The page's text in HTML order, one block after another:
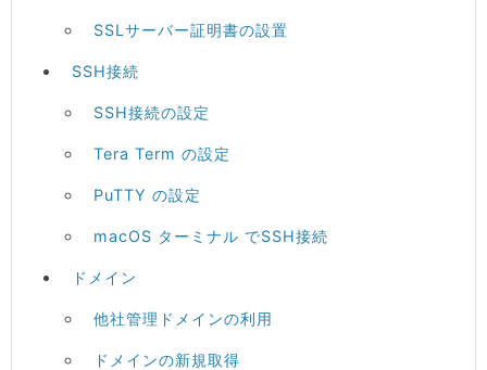
SSLサーバー証明書の設置
SSH接続
SSH接続の設定
Tera Term の設定
PuTTY の設定
macOS ターミナル でSSH接続
ドメイン
他社管理ドメインの利用
ドメインの新規取得